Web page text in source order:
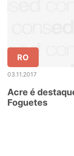
RO
03.11.2017
Acre é
Foguetes